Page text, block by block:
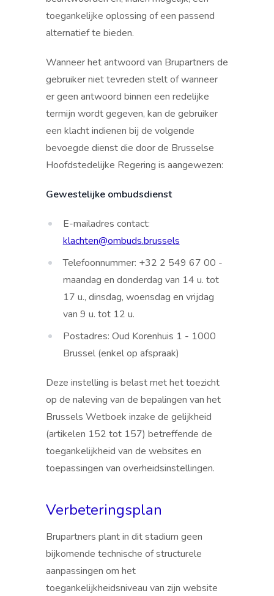
toegankelijke oplossing of een passend
alternatief te bieden.
Wanneer het antwoord van Brupartners de
gebruiker niet tevreden stelt of wanneer
er geen antwoord binnen een redelijke
termijn wordt gegeven, kan de gebruiker
een klacht indienen bij de volgende
bevoegde dienst die door de Brusselse
Hoofdstedelijke Regering is aangewezen:
Gewestelijke ombudsdienst
E-mailadres contact:
klachten@ombuds.brussels
Telefoonnummer: +32 2 549 67 00 -
maandag en donderdag van 14 u. tot
17 u., dinsdag, woensdag en vrijdag
van 9 u. tot 12 u.
Postadres: Oud Korenhuis 1 - 1000
Brussel (enkel op afspraak)
Deze instelling is belast met het toezicht
op de naleving van de bepalingen van het
Brussels Wetboek inzake de gelijkheid
(artikelen 152 tot 157) betreffende de
toegankelijkheid van de websites en
toepassingen van overheidsinstellingen.
Verbeteringsplan
Brupartners plant in dit stadium geen
bijkomende technische of structurele
aanpassingen om het
toegankelijkheidsniveau van zijn website